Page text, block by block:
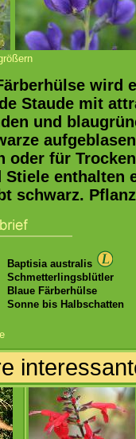
wird
Staude mit
und
oder für
Stiele enthalten
schwarz.
Baptisia australis
Schmetterlingsblütler
Blaue Färberhülse
Sonne bis Halbschatten